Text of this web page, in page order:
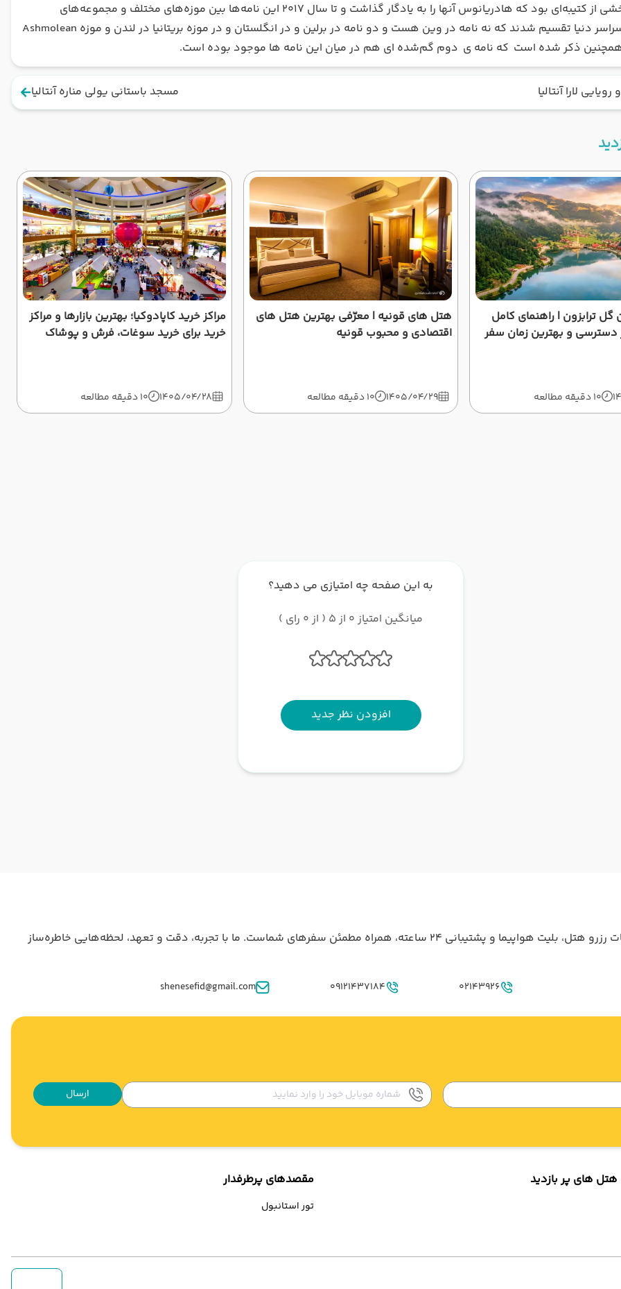
این نامه‌ها بخشی از کتیبه‌ای بود که هادریانوس آنها را به یادگار گذاشت و تا سال ۲۰۱۷ این نامه‌ها بین موزه‌های مختلف و مجموعه‌های
خصوصی در سراسر دنیا تقسیم شدند که نه نامه در وین هست و دو نامه در برلین و در انگلستان و در موزه بریتانیا در لندن و موزه Ashmolean
ذکر شده است که نامه ی دوم گم‌شده ای هم در میان این نامه ها موجود بوده است.
لارا آنتالیا مسجد باستانی یولی مناره آنتالیا
گل ترابزون | راهنمای کامل
دسترسی و بهترین زمان سفر
10 دقیقه مطالعه
هتل های قونیه | معرّفی بهترین هتل های
اقتصادی و محبوب قونیه
1405/04/29 10 دقیقه مطالعه
مراکز خرید کاپادوکیا؛ بهترین بازارها و مراکز
خرید برای خرید سوغات، فرش و پوشاک
1405/04/28 10 دقیقه مطالعه
به این صفحه چه امتیازی می دهید؟
میانگین امتیاز 0 از 5 ( از 0 رای )
افزودن نظر جدید
آژانس گردشگری ما با ارائه‌ی بهترین تورهای داخلی و خارجی، خدمات رزرو هتل، بلیت هواپیما و پشتیبانی ۲۴ ساعته، همراه مطمئن سفرهای شماست. ما با تجربه، دقت و تعهد، لحظه‌هایی خاطره‌ساز
02143926
09121437184
shenesefid@gmail.com
ارسال
هتل های پر بازدید مقصدهای پرطرفدار
تور استانبول